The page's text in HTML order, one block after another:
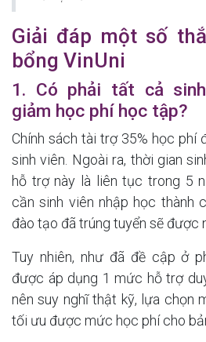
Giải đáp một số
bổng VinUni
1. Có phải tất cả
giảm học phí học tập?
Chính sách tài trợ 35% học phí
sinh viên. Ngoài ra, thời gian
hỗ trợ này là liên tục trong 5
cần sinh viên nhập học thành
đào tạo đã trúng tuyển sẽ được
Tuy nhiên, như đã đề cập ở
được áp dụng 1 mức hỗ trợ
nên suy nghĩ thật kỹ, lựa chọn
tối ưu được mức học phí cho